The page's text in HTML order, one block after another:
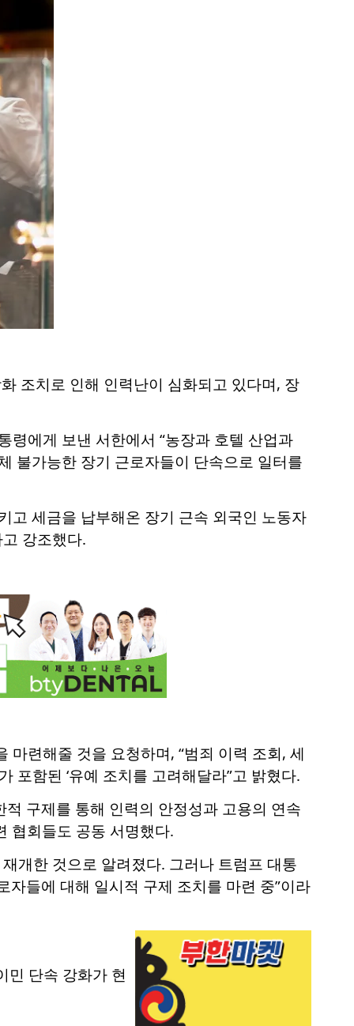
조치로 인해 인력난이 심화되고 있다며, 장
에게 보낸 서한에서 “농장과 호텔 산업과
불가능한 장기 근로자들이 단속으로 일터를
고 세금을 납부해온 장기 근속 외국인 노동자
강조했다.
마련해줄 것을 요청하며, “범죄 이력 조회, 세
포함된 ‘유예 조치를 고려해달라”고 밝혔다.
구제를 통해 인력의 안정성과 고용의 연속
협회들도 공동 서명했다.
개한 것으로 알려졌다. 그러나 트럼프 대통
들에 대해 일시적 구제 조치를 마련 중”이라
민 단속 강화가 현